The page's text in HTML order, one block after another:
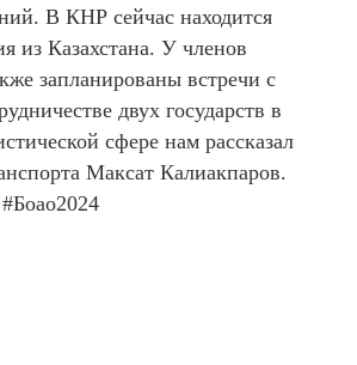
В КНР сейчас находится
из Казахстана. У членов
запланированы встречи с
двух государств в
сфере нам рассказал
Максат Калиакпаров.